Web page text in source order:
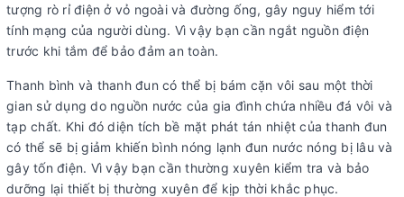
tượng rò rỉ điện ở vỏ ngoài và đường ống, gây nguy hiểm tới
tính mạng của người dùng. Vì vậy bạn cần ngắt nguồn điện
trước khi tắm để bảo đảm an toàn.
Thanh bình và thanh đun có thể bị bám cặn vôi sau một thời
gian sử dụng do nguồn nước của gia đình chứa nhiều đá vôi và
tạp chất. Khi đó diện tích bề mặt phát tán nhiệt của thanh đun
có thể sẽ bị giảm khiến bình nóng lạnh đun nước nóng bị lâu và
gây tốn điện. Vì vậy bạn cần thường xuyên kiểm tra và bảo
dưỡng lại thiết bị thường xuyên để kịp thời khắc phục.